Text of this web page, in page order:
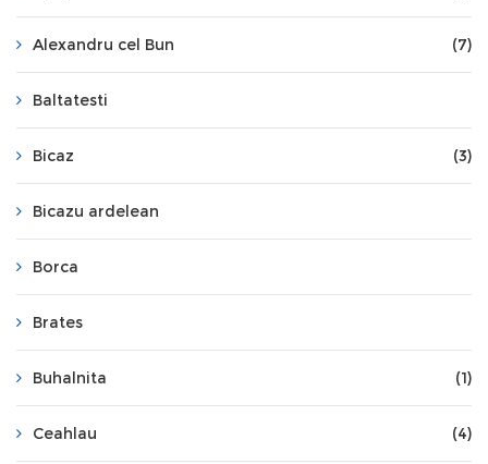
Alexandru cel Bun (7)
Baltatesti
Bicaz (3)
Bicazu ardelean
Borca
Brates
Buhalnita (1)
Ceahlau (4)